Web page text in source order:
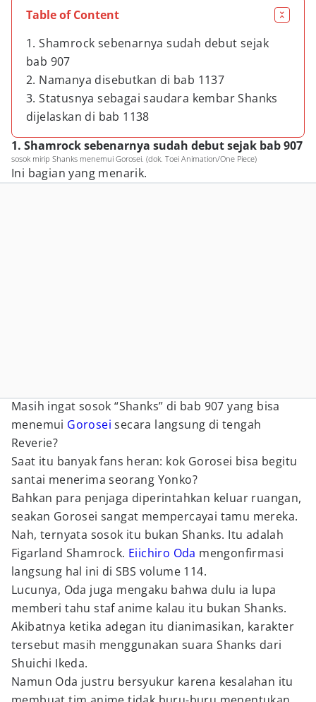
Table of Content
1. Shamrock sebenarnya sudah debut sejak
bab 907
2. Namanya disebutkan di bab 1137
3. Statusnya sebagai saudara kembar Shanks
dijelaskan di bab 1138
1. Shamrock sebenarnya sudah debut sejak bab 907
sosok mirip Shanks menemui Gorosei. (dok. Toei Animation/One Piece)
Ini bagian yang menarik.
Masih ingat sosok “Shanks” di bab 907 yang bisa
menemui Gorosei secara langsung di tengah
Reverie?
Saat itu banyak fans heran: kok Gorosei bisa begitu
santai menerima seorang Yonko?
Bahkan para penjaga diperintahkan keluar ruangan,
seakan Gorosei sangat mempercayai tamu mereka.
Nah, ternyata sosok itu bukan Shanks. Itu adalah
Figarland Shamrock. Eiichiro Oda mengonfirmasi
langsung hal ini di SBS volume 114.
Lucunya, Oda juga mengaku bahwa dulu ia lupa
memberi tahu staf anime kalau itu bukan Shanks.
Akibatnya ketika adegan itu dianimasikan, karakter
tersebut masih menggunakan suara Shanks dari
Shuichi Ikeda.
Namun Oda justru bersyukur karena kesalahan itu